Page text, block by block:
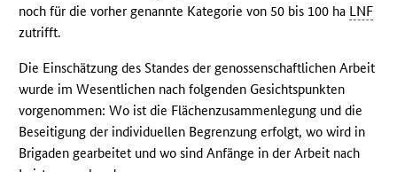
noch für die vorher genannte Kategorie von 50 bis 100 ha LNF
zutrifft.
Die Einschätzung des Standes der genossenschaftlichen Arbeit
wurde im Wesentlichen nach folgenden Gesichtspunkten
vorgenommen: Wo ist die Flächenzusammenlegung und die
Beseitigung der individuellen Begrenzung erfolgt, wo wird in
Brigaden gearbeitet und wo sind Anfänge in der Arbeit nach